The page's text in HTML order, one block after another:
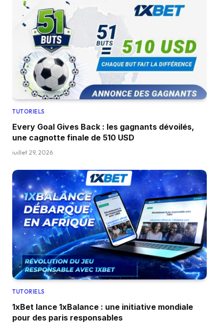
TUTORIELS
Every Goal Gives Back : les gagnants dévoilés,
une cagnotte finale de 510 USD
juillet 29, 2026
TUTORIELS
1xBet lance 1xBalance : une initiative mondiale
pour des paris responsables